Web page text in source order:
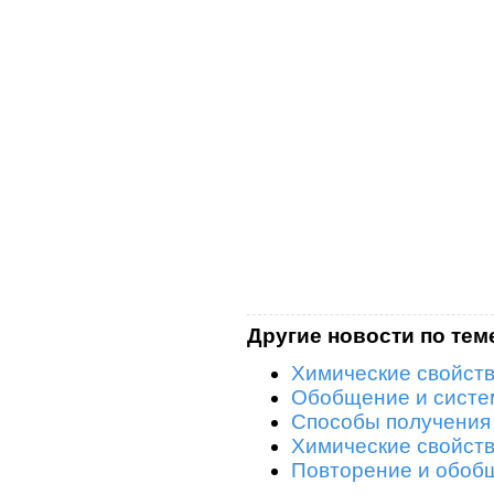
Другие новости по
Химические
Обобщение и
Способы
Химические
Повторение и